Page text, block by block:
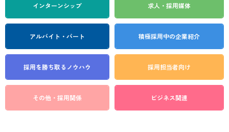
インターンシップ 求人・採用媒体
アルバイト・パート 積極採用中の企業紹介
採用を勝ち取る ノウハウ 採用担当者向け
その他・採用関係 ビジネス関連